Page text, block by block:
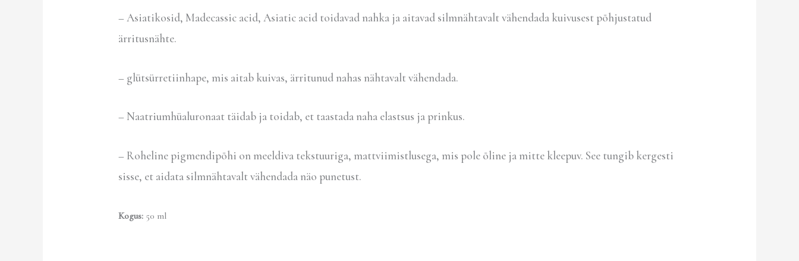
– Asiatikosid, Madecassic acid, Asiatic acid toidavad nahka ja aitavad silmnähtavalt vähendada kuivusest põhjustatud
ärritusnähte.
– glütsürretiinhape, mis aitab kuivas, ärritunud nahas nähtavalt vähendada.
– Naatriumhüaluronaat täidab ja toidab, et taastada naha elastsus ja prinkus.
– Roheline pigmendipõhi on meeldiva tekstuuriga, mattviimistlusega, mis pole õline ja mitte kleepuv. See tungib kergesti
sisse, et aidata silmnähtavalt vähendada näo punetust.
Kogus: 50 ml